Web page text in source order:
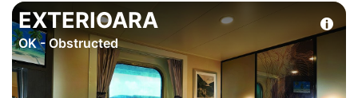
EXTERIOARA
OK - Obstructed